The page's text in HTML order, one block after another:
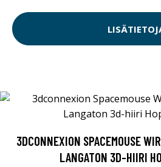
3DCONNEXION SPACEMOUSE
LANGATON 3D-HIIRI